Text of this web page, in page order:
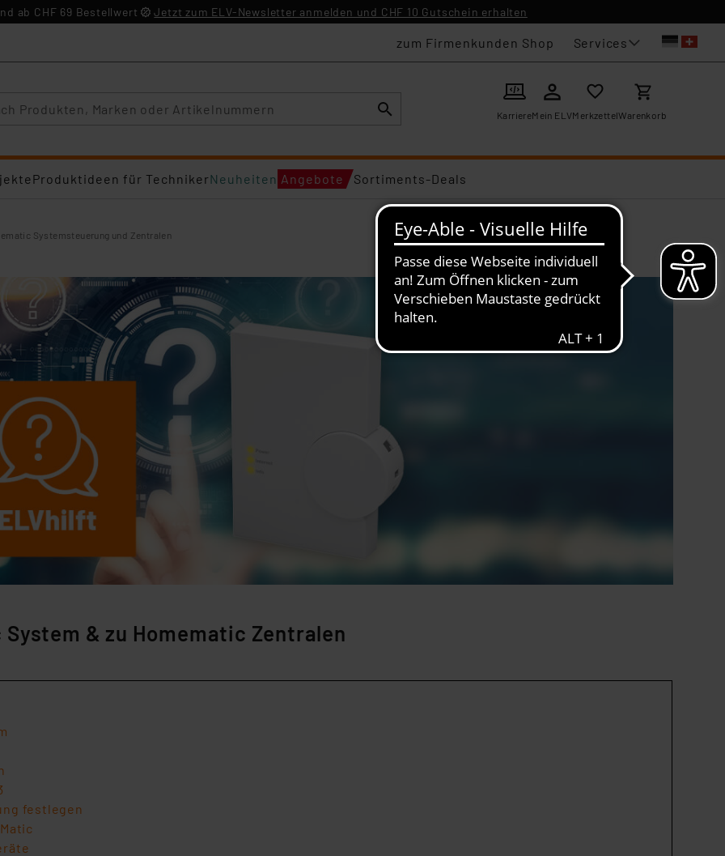
ab CHF 69 Bestellwert Jetzt zum ELV-Newsletter anmelden und CHF 10 Gutschein erhalten
zum Firmenkunden Shop Services
KarriereMein ELVMerkzettelWarenkorb
Produktideen für TechnikerNeuheiten Angebote Sortiments-Deals
Systemsteuerung und Zentralen
& zu Homematic Zentralen
festlegen